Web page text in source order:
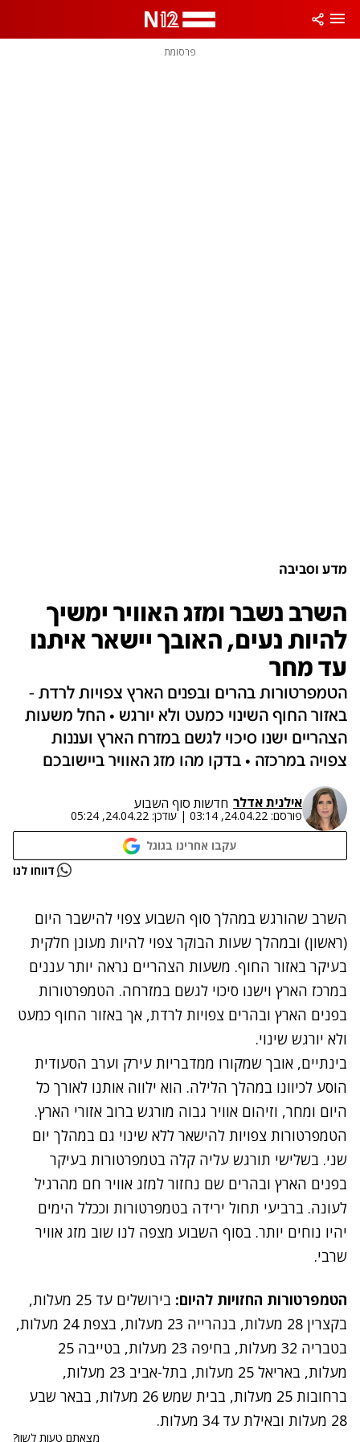
פרסומת
מדע וסביבה
השרב נשבר ומזג האוויר ימשיך
להיות נעים, האובך יישאר איתנו
עד מחר
הטמפרטורות בהרים ובפנים הארץ צפויות לרדת -
באזור החוף השינוי כמעט ולא יורגש • החל משעות
הצהריים ישנו סיכוי לגשם במזרח הארץ ועננות
צפויה במרכזה • בדקו מהו מזג האוויר ביישובכם
אילנית אדלר חדשות סוף השבוע
פורסם: 24.04.22, 03:14
|עודכן: 24.04.22, 05:24
עקבו אחרינו בגוגל
נתקלנו בבעיה דווחו לנו
השרב שהורגש במהלך סוף השבוע צפוי להישבר היום
(ראשון) ובמהלך שעות הבוקר צפוי להיות מעונן חלקית
בעיקר באזור החוף. משעות הצהריים נראה יותר עננים
במרכז הארץ וישנו סיכוי לגשם במזרחה. הטמפרטורות
בפנים הארץ ובהרים צפויות לרדת, אך באזור החוף כמעט
ולא יורגש שינוי.
בינתיים, אובך שמקורו ממדבריות עירק וערב הסעודית
הוסע לכיוונו במהלך הלילה. הוא ילווה אותנו לאורך כל
היום ומחר, וזיהום אוויר גבוה מורגש ברוב אזורי הארץ.
הטמפרטורות צפויות להישאר ללא שינוי גם במהלך יום
שני. בשלישי תורגש עליה קלה בטמפרטורות בעיקר
בפנים הארץ ובהרים שם נחזור למזג אוויר חם מהרגיל
לעונה. ברביעי תחול ירידה בטמפרטורות וככלל הימים
יהיו נוחים יותר. בסוף השבוע מצפה לנו שוב מזג אוויר
שרבי.
הטמפרטורות החזויות להיום:
בירושלים עד 25 מעלות,
בקצרין 28 מעלות, בנהרייה 23 מעלות, בצפת 24 מעלות,
בטבריה 32 מעלות, בחיפה 23 מעלות, בטייבה 25
מעלות, באריאל 25 מעלות, בתל-אביב 23 מעלות,
ברחובות 25 מעלות, בבית שמש 26 מעלות, בבאר שבע
28 מעלות ובאילת עד 34 מעלות.
מצאתם טעות לשון?